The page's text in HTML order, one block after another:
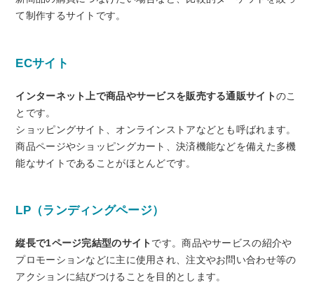
て制作するサイトです。
ECサイト
インターネット上で商品やサービスを販売する通販サイトのこ
とです。
ショッピングサイト、オンラインストアなどとも呼ばれます。
商品ページやショッピングカート、決済機能などを備えた多機
能なサイトであることがほとんどです。
LP（ランディングページ）
縦長で1ページ完結型のサイト です。商品やサービスの紹介や
プロモーションなどに主に使用され、注文やお問い合わせ等の
アクションに結びつけることを目的とします。